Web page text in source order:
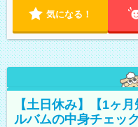
気になる！
【土日休み】【1ヶ
ルバムの中身チェッ